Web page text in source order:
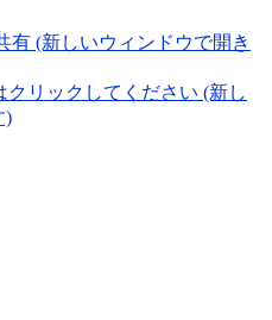
有 (新しいウィンドウで開き
クリックしてください (新し
)